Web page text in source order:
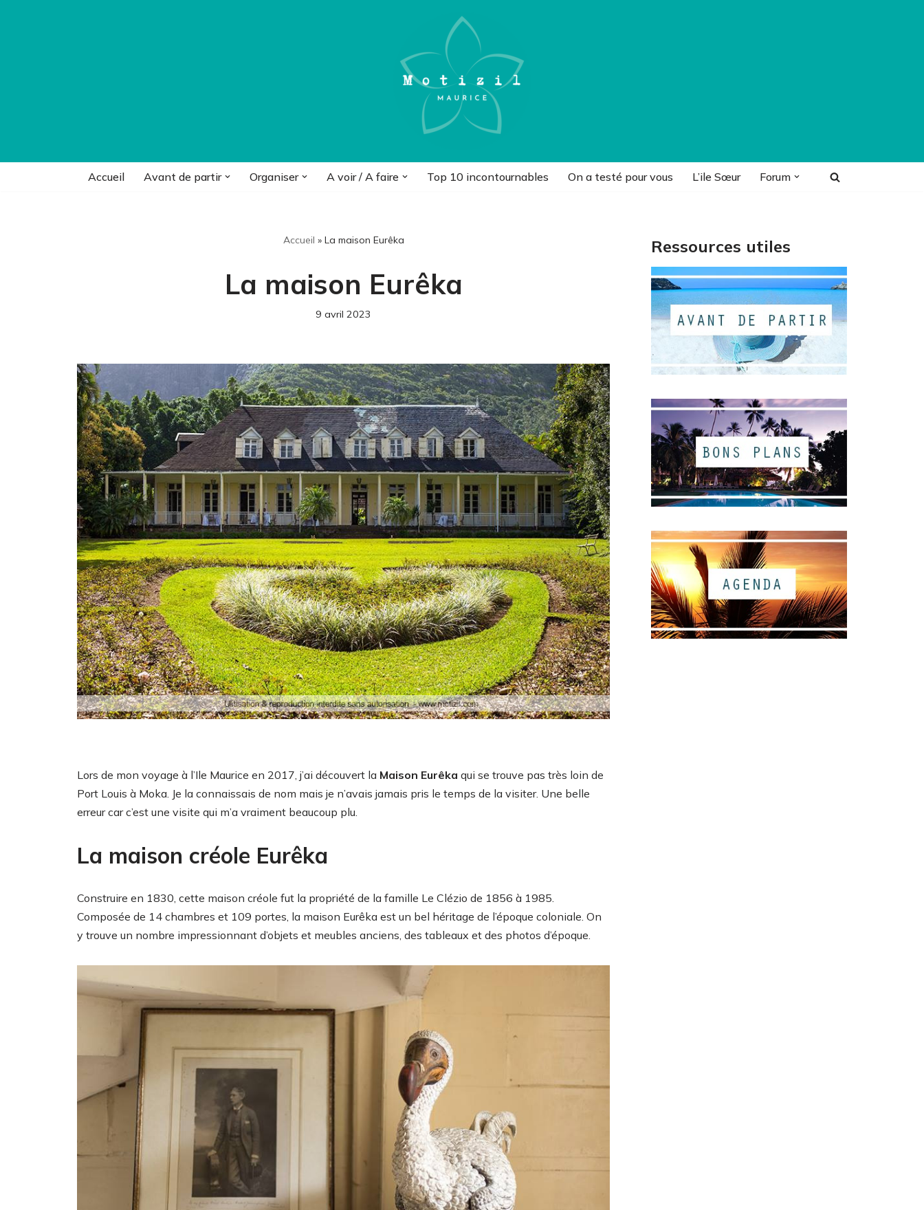
Accueil Avant de partir Organiser A voir / A faire Top 10 incontournables On a testé pour vous L’ile Sœur Forum
Accueil » La maison Eurêka
La maison Eurêka
9 avril 2023
Lors de mon voyage à l’Ile Maurice en 2017, j’ai découvert la Maison Eurêka qui se trouve pas très loin de
Port Louis à Moka. Je la connaissais de nom mais je n’avais jamais pris le temps de la visiter. Une belle
erreur car c’est une visite qui m’a vraiment beaucoup plu.
La maison créole Eurêka
Construire en 1830, cette maison créole fut la propriété de la famille Le Clézio de 1856 à 1985.
Composée de 14 chambres et 109 portes, la maison Eurêka est un bel héritage de l’époque coloniale. On
y trouve un nombre impressionnant d’objets et meubles anciens, des tableaux et des photos d’époque.
Ressources utiles